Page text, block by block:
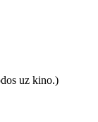
uz kino.)